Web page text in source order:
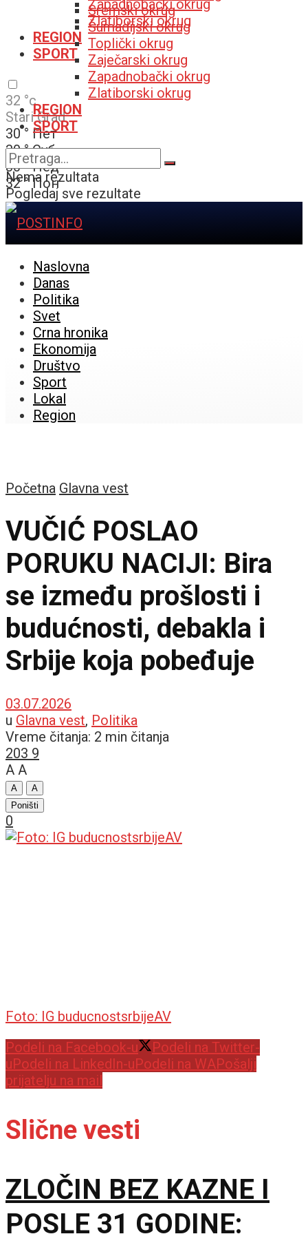
Zapadnobački okrug
Zlatiborski okrug
REGION
SPORT
32 °c
Stari Grad
30 ° Пет
30 ° Суб
30 ° Нед
32 ° Пон
Sremski okrug
Šumadijski okrug
Toplički okrug
Zaječarski okrug
Zapadnobački okrug
Zlatiborski okrug
REGION
SPORT
Nema rezultata
Pogledaj sve rezultate
Naslovna
Danas
Politika
Svet
Crna hronika
Ekonomija
Društvo
Sport
Lokal
Region
Početna Glavna vest
VUČIĆ POSLAO
PORUKU NACIJI: Bira
se između prošlosti i
budućnosti, debakla i
Srbije koja pobeđuje
03.07.2026
u Glavna vest, Politika
Vreme čitanja: 2 min čitanja
203 9
A A
A
A
Poništi
0
Foto: IG buducnostsrbijeAV
Podeli na Facebook-u
Podeli na Twitter-
uPodeli na LinkedIn-uPodeli na WAPošalji
prijatelju na mail
Slične vesti
ZLOČIN BEZ KAZNE I
POSLE 31 GODINE: